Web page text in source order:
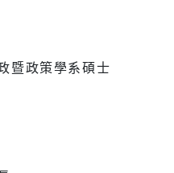
暨政策學系碩士